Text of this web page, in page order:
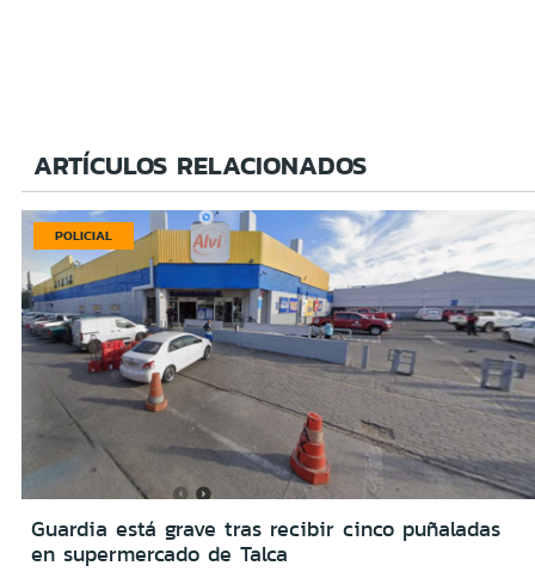
ARTÍCULOS RELACIONADOS
POLICIAL
Guardia está grave tras recibir cinco puñaladas
en supermercado de Talca